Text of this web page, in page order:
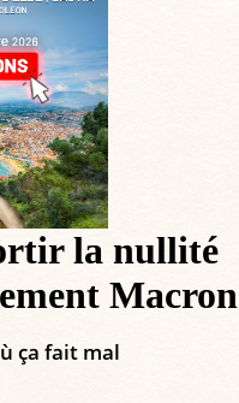
la nullité
Macron
ça fait mal